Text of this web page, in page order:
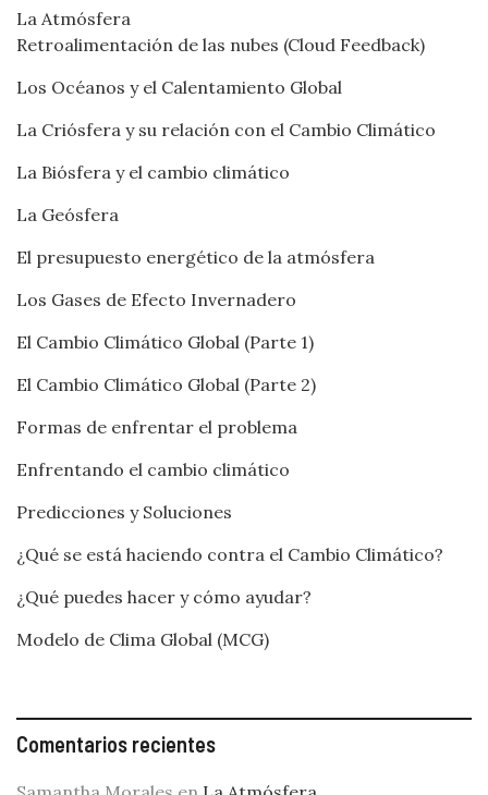
La Atmósfera
Retroalimentación de las nubes (Cloud Feedback)
Los Océanos y el Calentamiento Global
La Criósfera y su relación con el Cambio Climático
La Biósfera y el cambio climático
La Geósfera
El presupuesto energético de la atmósfera
Los Gases de Efecto Invernadero
El Cambio Climático Global (Parte 1)
El Cambio Climático Global (Parte 2)
Formas de enfrentar el problema
Enfrentando el cambio climático
Predicciones y Soluciones
¿Qué se está haciendo contra el Cambio Climático?
¿Qué puedes hacer y cómo ayudar?
Modelo de Clima Global (MCG)
Comentarios recientes